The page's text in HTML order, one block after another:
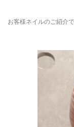
お客様ネイルのご紹介で